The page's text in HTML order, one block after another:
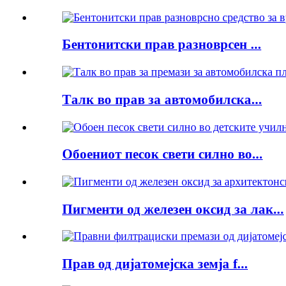
Бентонитски прав разноврсен ...
Талк во прав за автомобилска...
Обоениот песок свети силно во...
Пигменти од железен оксид за лак...
Прав од дијатомејска земја f...